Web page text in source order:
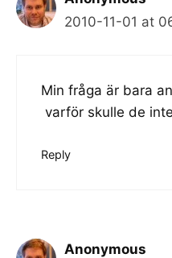
2010-11-01 at
Min fråga är bara
varför skulle de
Reply
Anonymous